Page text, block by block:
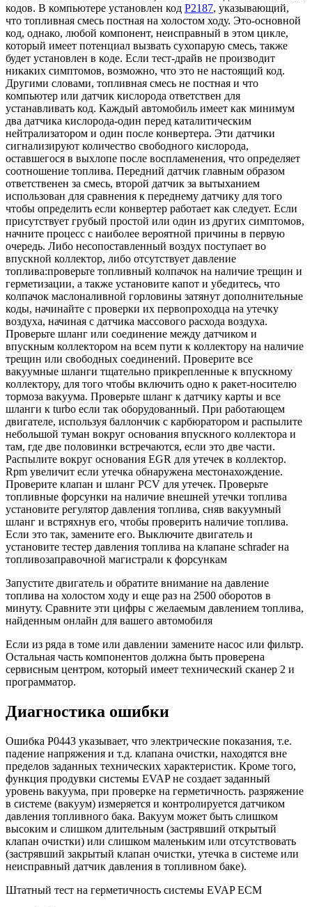
кодов. В компьютере установлен код P2187, указывающий,
что топливная смесь постная на холостом ходу. Это-основной
код, однако, любой компонент, неисправный в этом цикле,
который имеет потенциал вызвать сухопарую смесь, также
будет установлен в коде. Если тест-драйв не производит
никаких симптомов, возможно, что это не настоящий код.
Другими словами, топливная смесь не постная и что
компьютер или датчик кислорода ответствен для
устанавливать код. Каждый автомобиль имеет как минимум
два датчика кислорода-один перед каталитическим
нейтрализатором и один после конвертера. Эти датчики
сигнализируют количество свободного кислорода,
оставшегося в выхлопе после воспламенения, что определяет
соотношение топлива. Передний датчик главным образом
ответственен за смесь, второй датчик за вытыханием
использован для сравнения к переднему датчику для того
чтобы определить если конвертер работает как следует. Если
присутствует грубый простой или один из других симптомов,
начните процесс с наиболее вероятной причины в первую
очередь. Либо несопоставленный воздух поступает во
впускной коллектор, либо отсутствует давление
топлива:проверьте топливный колпачок на наличие трещин и
герметизации, а также установите капот и убедитесь, что
колпачок маслоналивной горловины затянут дополнительные
коды, начинайте с проверки их первопроходца на утечку
воздуха, начиная с датчика массового расхода воздуха.
Проверьте шланг или соединение между датчиком и
впускным коллектором на всем пути к коллектору на наличие
трещин или свободных соединений. Проверите все
вакуумные шланги тщательно прикрепленные к впускному
коллектору, для того чтобы включить одно к ракет-носителю
тормоза вакуума. Проверьте шланг к датчику карты и все
шланги к turbo если так оборудованный. При работающем
двигателе, используя баллончик с карбюратором и распылите
небольшой туман вокруг основания впускного коллектора и
там, где две половинки встречаются, если это две части.
Распылите вокруг основания EGR для утечек в коллектор.
Rpm увеличит если утечка обнаружена местонахождение.
Проверите клапан и шланг PCV для утечек. Проверьте
топливные форсунки на наличие внешней утечки топлива
установите регулятор давления топлива, сняв вакуумный
шланг и встряхнув его, чтобы проверить наличие топлива.
Если это так, замените его. Выключите двигатель и
установите тестер давления топлива на клапане schrader на
топливозаправочной магистрали к форсункам
Запустите двигатель и обратите внимание на давление
топлива на холостом ходу и еще раз на 2500 оборотов в
минуту. Сравните эти цифры с желаемым давлением топлива,
найденным онлайн для вашего автомобиля
Если из ряда в томе или давлении замените насос или фильтр.
Остальная часть компонентов должна быть проверена
сервисным центром, который имеет технический сканер 2 и
программатор.
Диагностика ошибки
Ошибка P0443 указывает, что электрические показания, т.е.
падение напряжения и т.д. клапана очистки, находятся вне
пределов заданных технических характеристик. Кроме того,
функция продувки системы EVAP не создает заданный
уровень вакуума, при проверке на герметичность. разряжение
в системе (вакуум) измеряется и контролируется датчиком
давления топливного бака. Вакуум может быть слишком
высоким и слишком длительным (застрявший открытый
клапан очистки) или слишком маленьким или отсутствовать
(застрявший закрытый клапан очистки, утечка в системе или
неисправный датчик давления в топливном баке).
Штатный тест на герметичность системы EVAP ECM